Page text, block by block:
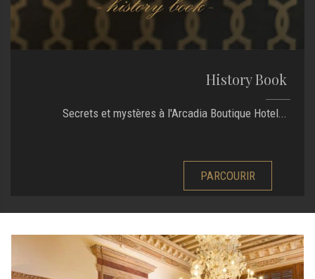
History Book
Secrets et mystères à l'Arcadia Boutique Hotel...
PARCOURIR